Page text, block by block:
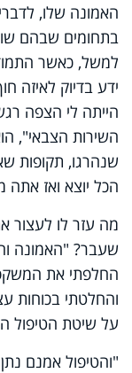
האמונה שלו,
בתחומים שבהם
למשל, כאשר
הייתה לי הצפה
השירות הצבאי",
שנהרגו, תקופות
הכל יוצא ואז אתה
מה עזר לו לעצור
שעבר? "האמונה
החלפתי את
והחלטתי בכוחות
על שיטת הטיפול
"והטיפול אמנם